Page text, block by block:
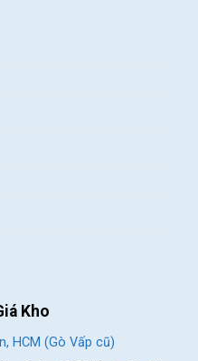
Kho
HCM (Gò Vấp cũ)